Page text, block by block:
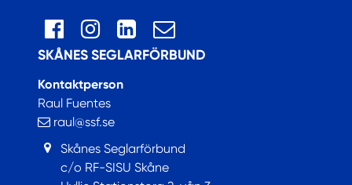
SKÅNES SEGLARFÖRBUND
Kontaktperson
Raul Fuentes
raul@ssf.se
Skånes Seglarförbund
c/o RF-SISU Skåne